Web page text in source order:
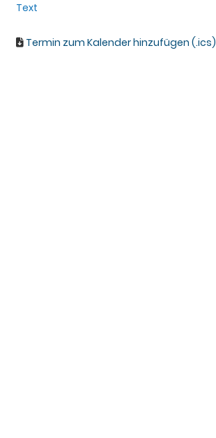
Text
Termin zum Kalender hinzufügen (.ics)